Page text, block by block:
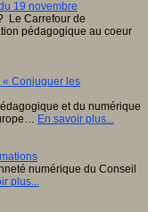
19 novembre
Le Carrefour de
pédagogique au coeur
« Conjuguer les
et du numérique
En savoir plus...
numérique du Conseil
plus...